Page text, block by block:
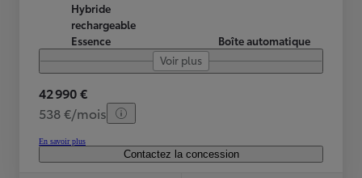
Hybride
rechargeable
Essence
Boîte automatique
Voir plus
42 990 €
538 €/mois
En savoir plus
Contactez la concession